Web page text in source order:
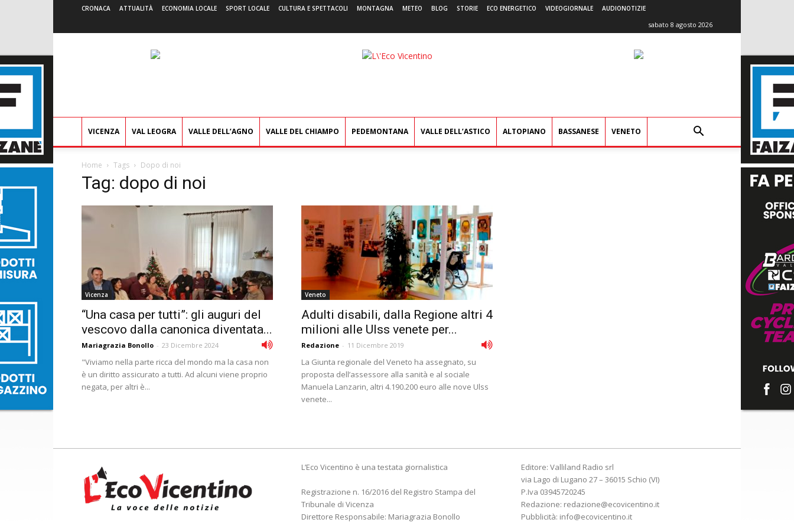
CRONACA ATTUALITÀ ECONOMIA LOCALE SPORT LOCALE CULTURA E SPETTACOLI MONTAGNA METEO BLOG STORIE ECO ENERGETICO VIDEOGIORNALE AUDIONOTIZIE
sabato 8 agosto 2026
L'Eco
VICENZA VAL LEOGRA VALLE DELL’AGNO VALLE DEL CHIAMPO PEDEMONTANA VALLE DELL’ASTICO ALTOPIANO BASSANESE VENETO
Home Tags Dopo di noi
Tag: dopo di noi
Vicenza
“Una casa per tutti”: gli auguri del
vescovo dalla canonica diventata...
Mariagrazia Bonollo - 23 Dicembre 2024
"Viviamo nella parte ricca del mondo ma la casa non
è un diritto assicurato a tutti. Ad alcuni viene proprio
negata, per altri è...
Veneto
Adulti disabili, dalla Regione altri 4
milioni alle Ulss venete per...
Redazione - 11 Dicembre 2019
La Giunta regionale del Veneto ha assegnato, su
proposta dell’assessore alla sanità e al sociale
Manuela Lanzarin, altri 4.190.200 euro alle nove Ulss
venete...
L’Eco Vicentino è una testata giornalistica
Registrazione n. 16/2016 del Registro Stampa del
Tribunale di Vicenza
Direttore Responsabile: Mariagrazia Bonollo
Editore: Valliland Radio srl
via Lago di Lugano 27 – 36015 Schio (VI)
P.Iva 03945720245
Redazione: redazione@ecovicentino.it
Pubblicità: info@ecovicentino.it